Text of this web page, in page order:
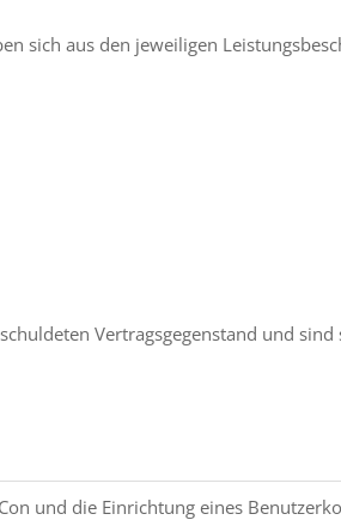
sich aus den jeweiligen
Vertragsgegenstand und sind
und die Einrichtung eines